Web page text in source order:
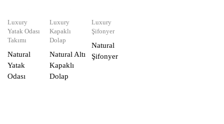
Luxury
Yatak Odası
Takımı
Natural
Yatak
Odası
Luxury
Kapaklı
Dolap
Natural Altı
Kapaklı
Dolap
Luxury
Şifonyer
Natural
Şifonyer